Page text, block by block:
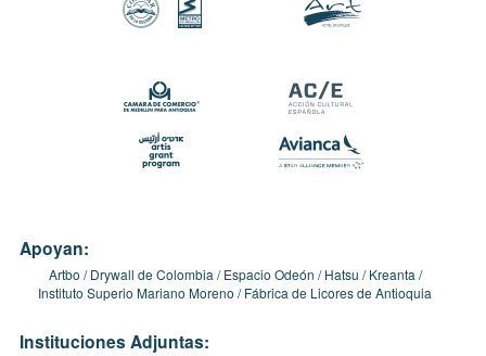
Apoyan:
Artbo Drywall de Colombia Espacio Odeón Hatsu
Kreanta
Instituto Superio Mariano Moreno
Fábrica de Licores de Antioquia
Instituciones Adjuntas: